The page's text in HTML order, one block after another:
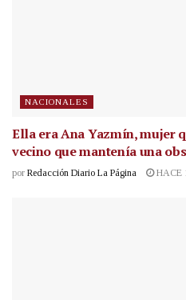
NACIONALES
Ella era Ana Yazmín, mujer
vecino que mantenía una
por Redacción Diario La Página HACE